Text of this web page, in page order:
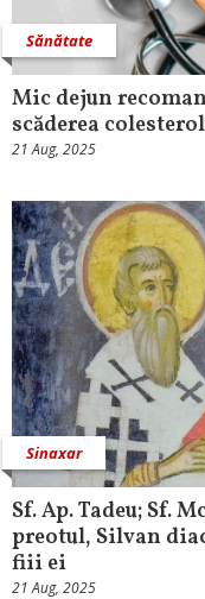
Sănătate
Mic dejun
scăderea
21 Aug, 2025
Sinaxar
Sf. Ap. Tadeu; Sf.
preotul, Silvan
fiii ei
21 Aug, 2025